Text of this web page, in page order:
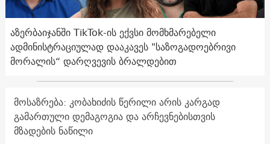
აზერბაიჯანში TikTok-ის ექვსი მომხმარებელი
ადმინისტრაციულად დააკავეს "საზოგადოებრივი
მორალის“ დარღვევის ბრალდებით
მოსაზრება: კობახიძის წერილი არის კარგად
გამართული დემაგოგია და არჩევნებისთვის
მზადების ნაწილი